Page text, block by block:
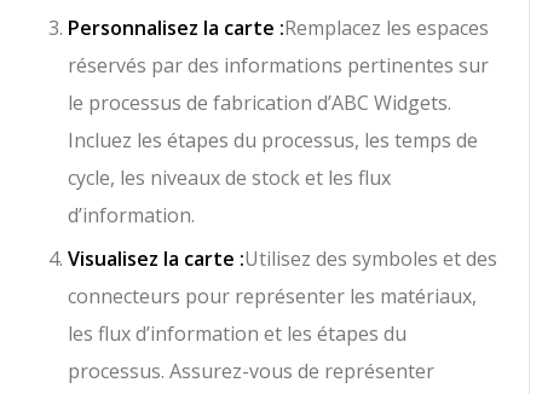
Personnalisez la carte :Remplacez les espaces
réservés par des informations pertinentes sur
le processus de fabrication d’ABC Widgets.
Incluez les étapes du processus, les temps de
cycle, les niveaux de stock et les flux
d’information.
Visualisez la carte :Utilisez des symboles et des
connecteurs pour représenter les matériaux,
les flux d’information et les étapes du
processus. Assurez-vous de représenter